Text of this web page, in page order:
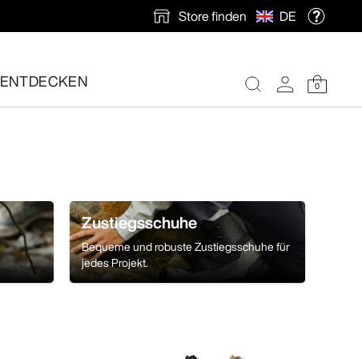
Store finden
DE
ENTDECKEN 0
Zustiegsschuhe
Bequeme und robuste Zustiegsschuhe für
jedes Projekt.